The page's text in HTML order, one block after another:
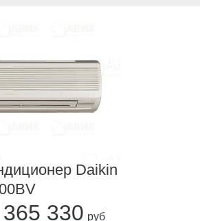
Daikin
365 330